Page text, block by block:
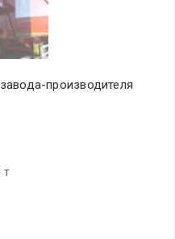
производителя
т